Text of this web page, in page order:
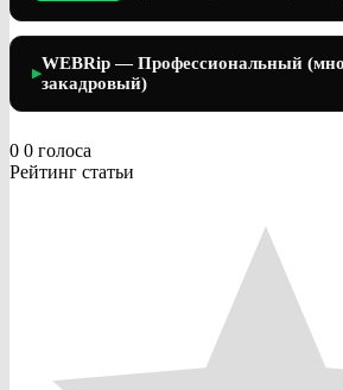
▶
WEBRip — Профессиональный
закадровый)
0 0 голоса
Рейтинг статьи